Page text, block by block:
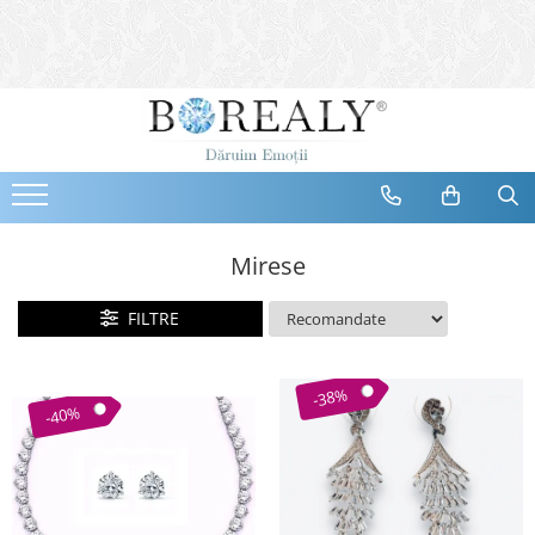
Bijuterii
Cercei
Bratari
Bijuterii Femei
Bijuterii Copii
Bijuterii Mirese
Selectii
Mirese
FILTRE
-40%
-38%